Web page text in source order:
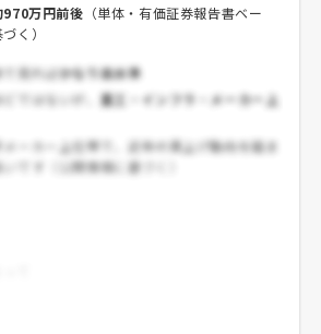
970万円前後 （単体・有価証券報告書ベー
く）
で見ればかなり高水準
ではないが、 重工・インフラ・メーカー上
ーカー上位帯で、近年の賃上げ動向を踏ま
です（公開情報に基づく）